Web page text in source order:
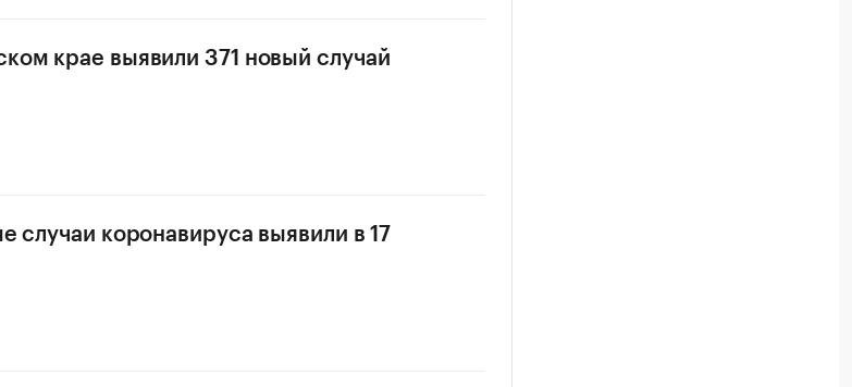
крае выявили 371 новый случай
случаи коронавируса выявили в 17